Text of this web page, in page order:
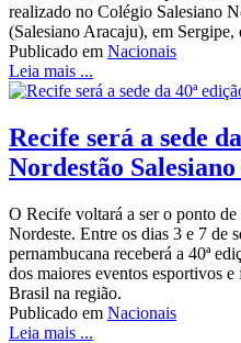
realizado no Colégio Salesiano
(Salesiano Aracaju), em
Publicado em Nacionais
Leia mais ...
Recife será a sede
Nordestão
O Recife voltará a ser o ponto
Nordeste. Entre os dias 3 e 7 de
pernambucana receberá a 40ª
dos maiores eventos esportivos
Brasil na região.
Publicado em Nacionais
Leia mais ...